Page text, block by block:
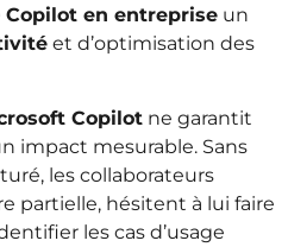
Copilot en entreprise un
et d’optimisation des
Copilot ne garantit
impact mesurable. Sans
les collaborateurs
partielle, hésitent à lui faire
les cas d’usage